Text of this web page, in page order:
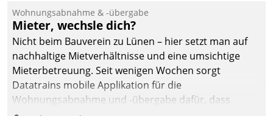
Ressort Kapitalanlage für
künftige Aufgaben und
Herausforderungen
gerüstet.
Wohnungsabnahme & -übergabe
Mieter, wechsle dich?
Nicht beim Bauverein zu Lünen – hier setzt man auf
nachhaltige Mietverhältnisse und eine umsichtige
Mieterbetreuung. Seit wenigen Wochen sorgt
Datatrains mobile Applikation für die
Wohnungsabnahme und -übergabe dafür, dass